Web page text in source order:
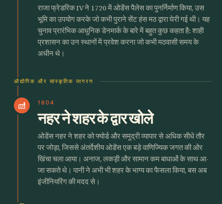
राजा फ्रेडरिक IV ने 1720 में ओडेंस पैलेस का पुनर्निर्माण किया, उस
भूमि का उपयोग करके जो कभी पुराने सेंट हंस मठ द्वारा घेरी गई थी। यह
चुनाव प्रारंभिक आधुनिक डेनमार्क के बारे में बहुत कुछ कहता है: शाही
प्रशासन का उन स्थानों में प्रवेश करना जो कभी मठवासी समय के
अधीन थे।
औद्योगिक और सांस्कृतिक जागरण
factory 1804
नहर ने शहर के द्वार खोले
ओडेंस नहर ने शहर को फ्योर्ड और समुद्री व्यापार से अधिक सीधे तौर
पर जोड़ा, जिससे अंतर्देशीय ओडेंस एक बड़े वाणिज्यिक जगत की ओर
खिंचा चला आया। अनाज, लकड़ी और सामान कम बाधाओं के साथ आ-
जा सकते थे। पानी ने अभी भी शहर के भाग्य का फैसला किया, बस अब
इंजीनियरिंग की मदद से।